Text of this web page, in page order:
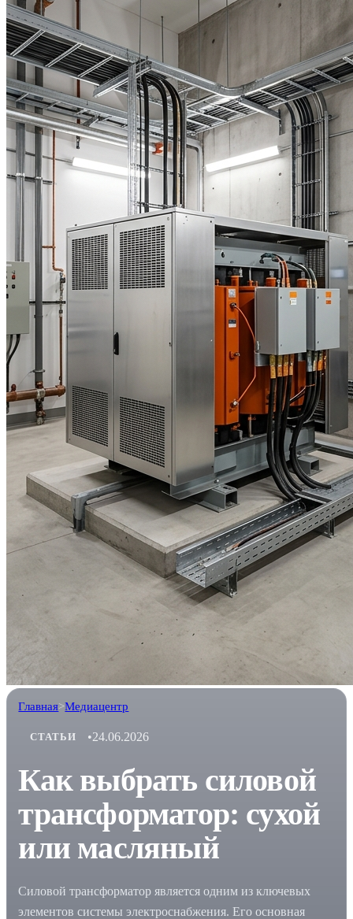
Главная>Медиацентр
СТАТЬИ •24.06.2026
Как выбрать силовой
трансформатор: сухой
или масляный
Силовой трансформатор является одним из ключевых
элементов системы электроснабжения. Его основная